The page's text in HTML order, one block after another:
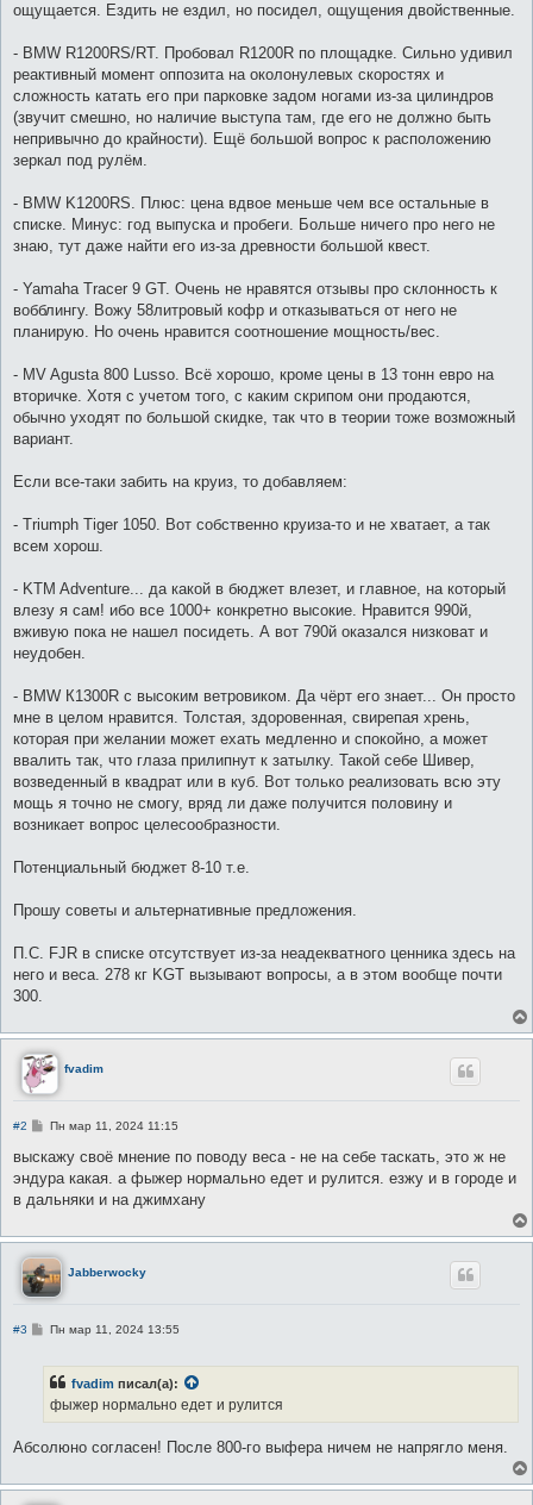
ощущается. Ездить не ездил, но посидел, ощущения двойственные.
- BMW R1200RS/RT. Пробовал R1200R по площадке. Сильно удивил
реактивный момент оппозита на околонулевых скоростях и
сложность катать его при парковке задом ногами из-за цилиндров
(звучит смешно, но наличие выступа там, где его не должно быть
непривычно до крайности). Ещё большой вопрос к расположению
зеркал под рулём.
- BMW K1200RS. Плюс: цена вдвое меньше чем все остальные в
списке. Минус: год выпуска и пробеги. Больше ничего про него не
знаю, тут даже найти его из-за древности большой квест.
- Yamaha Tracer 9 GT. Очень не нравятся отзывы про склонность к
вобблингу. Вожу 58литровый кофр и отказываться от него не
планирую. Но очень нравится соотношение мощность/вес.
- MV Agusta 800 Lusso. Всё хорошо, кроме цены в 13 тонн евро на
вторичке. Хотя с учетом того, с каким скрипом они продаются,
обычно уходят по большой скидке, так что в теории тоже возможный
вариант.
Если все-таки забить на круиз, то добавляем:
- Triumph Tiger 1050. Вот собственно круиза-то и не хватает, а так
всем хорош.
- KTM Adventure... да какой в бюджет влезет, и главное, на который
влезу я сам! ибо все 1000+ конкретно высокие. Нравится 990й,
вживую пока не нашел посидеть. А вот 790й оказался низковат и
неудобен.
- BMW К1300R с высоким ветровиком. Да чёрт его знает... Он просто
мне в целом нравится. Толстая, здоровенная, свирепая хрень,
которая при желании может ехать медленно и спокойно, а может
ввалить так, что глаза прилипнут к затылку. Такой себе Шивер,
возведенный в квадрат или в куб. Вот только реализовать всю эту
мощь я точно не смогу, вряд ли даже получится половину и
возникает вопрос целесообразности.
Потенциальный бюджет 8-10 т.е.
Прошу советы и альтернативные предложения.
П.С. FJR в списке отсутствует из-за неадекватного ценника здесь на
него и веса. 278 кг KGT вызывают вопросы, а в этом вообще почти
300.
fvadim
#2
С
о
щ
е
е
Пн мар 11, 2024 11:15
выскажу своё мнение по поводу веса - не на себе таскать, это ж не
эндура какая. а фыжер нормально едет и рулится. езжу и в городе и
в дальняки и на джимхану
Jabberwocky
#3
С
щ
е
н
е
Пн мар 11, 2024 13:55
fvadim писал(а):
фыжер нормально едет и рулится
Абсолюно согласен! После 800-го выфера ничем не напрягло меня.